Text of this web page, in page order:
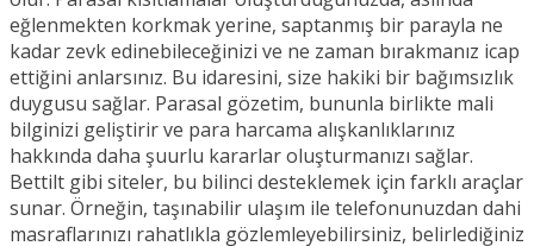
eğlenmekten korkmak yerine, saptanmış bir parayla ne
kadar zevk edinebileceğinizi ve ne zaman bırakmanız icap
ettiğini anlarsınız. Bu idaresini, size hakiki bir bağımsızlık
duygusu sağlar. Parasal gözetim, bununla birlikte mali
bilginizi geliştirir ve para harcama alışkanlıklarınız
hakkında daha şuurlu kararlar oluşturmanızı sağlar.
Bettilt gibi siteler, bu bilinci desteklemek için farklı araçlar
sunar. Örneğin, taşınabilir ulaşım ile telefonunuzdan dahi
masraflarınızı rahatlıkla gözlemleyebilirsiniz, belirlediğiniz